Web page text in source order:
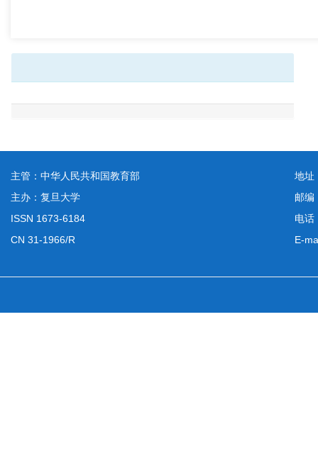
主管：中华人民共和国教育部
主办：复旦大学
ISSN 1673-6184
CN 31-1966/R
地
邮
电
E-